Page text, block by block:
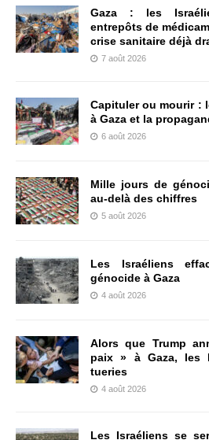
Gaza : les
entrepôts de
crise sanitaire déjà
7 août 2026
Capituler ou mourir :
à Gaza et la
6 août 2026
Mille jours de
au-delà des chiffres
5 août 2026
Les Israéliens
génocide à Gaza
4 août 2026
Alors que Trump
paix » à Gaza, les
tueries
4 août 2026
Les Israéliens se